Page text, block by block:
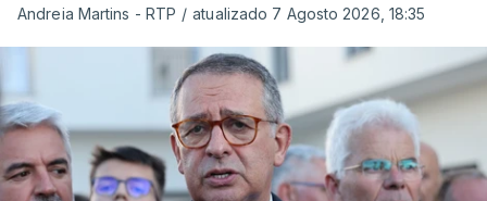
Andreia Martins - RTP / atualizado 7 Agosto 2026, 18:35